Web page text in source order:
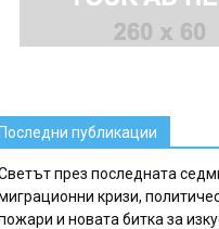
публикации
през последната
кризи,
и новата битка за